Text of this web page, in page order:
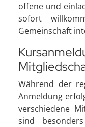
offene und
sofort
Gemeinschaft
Während der
Anmeldung
verschiedene
sind